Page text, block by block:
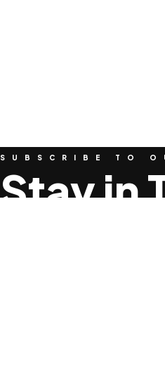
SUBSCRIBE TO
Stay in